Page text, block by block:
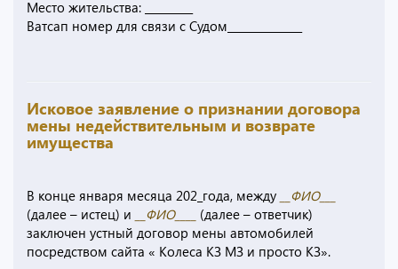
Место жительства: _________
Ватсап номер для связи с Судом______________
Исковое заявление о признании договора
мены недействительным и возврате
имущества
В конце января месяца 202_года, между
__ФИО___
(далее – истец) и
__ФИО____
(далее – ответчик)
заключен устный договор мены автомобилей
посредством сайта « Колеса КЗ МЗ и просто КЗ».